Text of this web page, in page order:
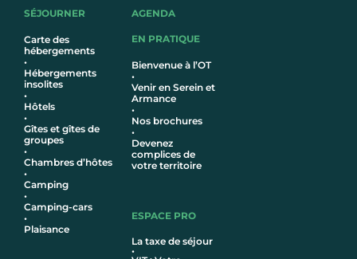
SÉJOURNER
Carte des
hébergements
•
Hébergements
insolites
•
Hôtels
•
Gîtes et gîtes de
groupes
•
Chambres d’hôtes
•
Camping
•
Camping-cars
•
Plaisance
AGENDA
EN PRATIQUE
Bienvenue à l’OT
•
Venir en Serein et
Armance
•
Nos brochures
•
Devenez
complices de
votre territoire
ESPACE PRO
La taxe de séjour
•